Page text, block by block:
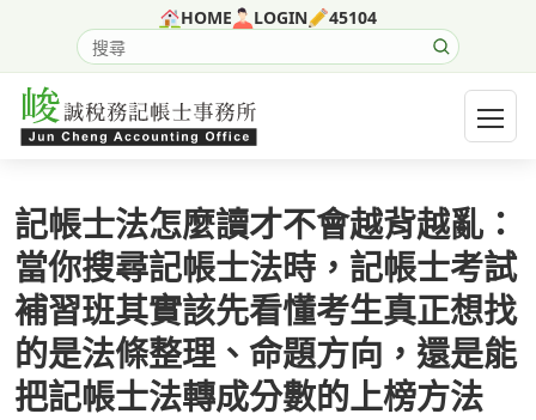
HOME LOGIN 45104
搜尋網站內容
開啟
記帳士法怎麼讀才不會越背越亂：
當你搜尋記帳士法時，記帳士考試
補習班其實該先看懂考生真正想找
的是法條整理、命題方向，還是能
把記帳士法轉成分數的上榜方法